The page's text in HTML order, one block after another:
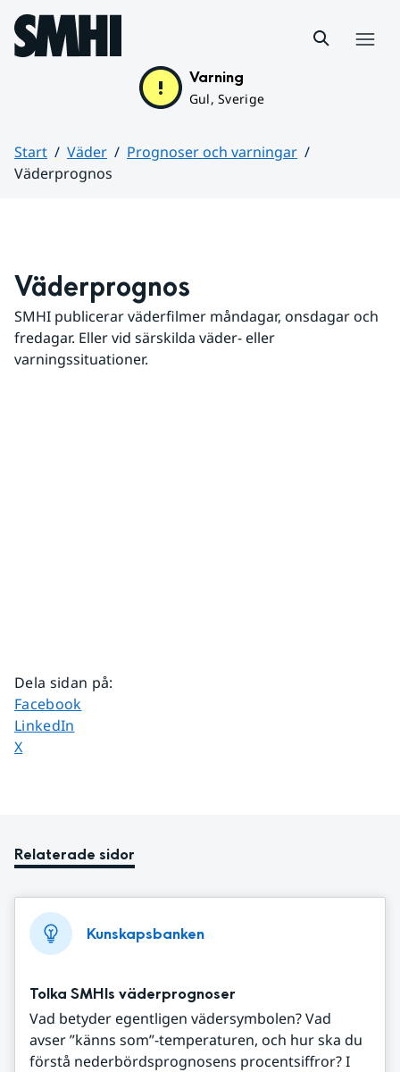
Hoppa till sidans innehåll
Varning
Gul, Sverige
Start Väder
Prognoser och varningar
Väderprognos
Väderprognos
SMHI publicerar väderfilmer måndagar, onsdagar och
fredagar. Eller vid särskilda väder- eller
varningssituationer.
Dela sidan på:
Dela sidan på
Facebook
Dela sidan på
LinkedIn
Dela sidan på
X
Relaterade sidor
Kunskapsbanken
Tolka SMHIs väderprognoser
Vad betyder egentligen vädersymbolen? Vad
avser ”känns som”-temperaturen, och hur ska du
förstå nederbördsprognosens procentsiffror? I